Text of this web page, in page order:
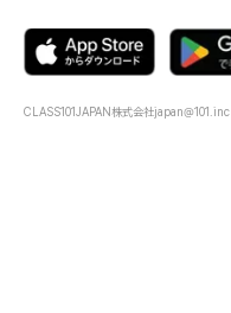
CLASS101JAPAN株式会社japan@101.inc